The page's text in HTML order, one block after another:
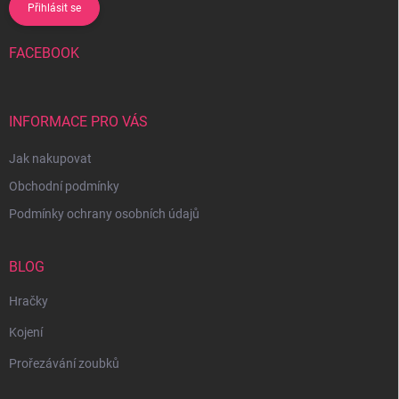
Přihlásit se
FACEBOOK
INFORMACE PRO VÁS
Jak nakupovat
Obchodní podmínky
Podmínky ochrany osobních údajů
BLOG
Hračky
Kojení
Prořezávání zoubků